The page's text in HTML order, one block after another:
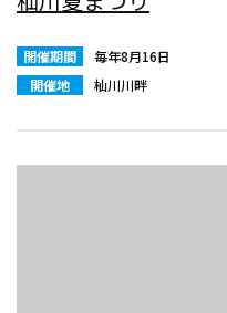
開催期間
毎年8月16日
開催地
杣川川畔